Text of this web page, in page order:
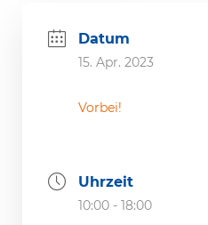
Datum
15. Apr. 2023
Vorbei!
Uhrzeit
10:00 - 18:00